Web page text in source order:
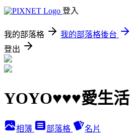
登入
我的部落格 我的部落格後台
登出
YOYO♥♥♥愛生活
相簿 部落格 名片